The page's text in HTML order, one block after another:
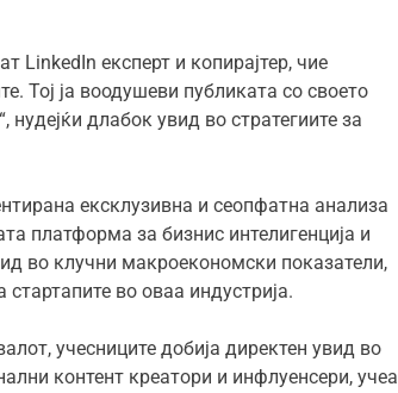
LinkedIn експерт и копирајтер, чие
Тој ја воодушеви публиката со своето
длабок увид во стратегиите за
ексклузивна и сеопфатна анализа
платформа за бизнис интелигенција и
во клучни макроекономски показатели,
во оваа индустрија.
учесниците добија директен увид во
контент креатори и инфлуенсери, учеа